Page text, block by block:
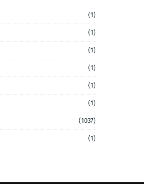
(1)
(1)
(1)
(1)
(1)
(1)
(1037)
(1)